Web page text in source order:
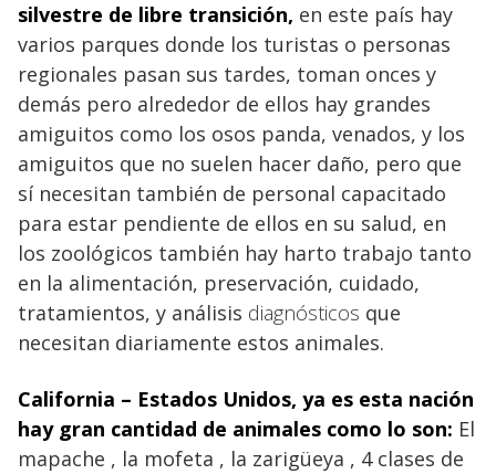
silvestre de libre transición, en este país hay
varios parques donde los turistas o personas
regionales pasan sus tardes, toman onces y
demás pero alrededor de ellos hay grandes
amiguitos como los osos panda, venados, y los
amiguitos que no suelen hacer daño, pero que
sí necesitan también de personal capacitado
para estar pendiente de ellos en su salud, en
los zoológicos también hay harto trabajo tanto
en la alimentación, preservación, cuidado,
tratamientos, y análisis diagnósticos que
necesitan diariamente estos animales.
California – Estados Unidos, ya es esta nación
hay gran cantidad de animales como lo son: El
mapache , la mofeta , la zarigüeya , 4 clases de